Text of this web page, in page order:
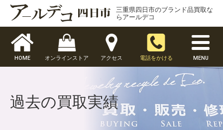
三重県四日市のブランド品買取な
らアールデコ
HOME オンラインストア アクセス 電話をかける MENU
過去の買取実績